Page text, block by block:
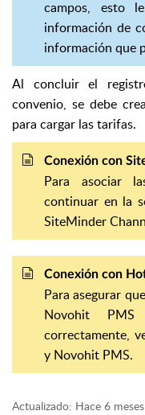
campos, esto
información de
información que
Al concluir el
convenio, se debe
para cargar las tarifas.
Conexión con
Para asociar
continuar en la
SiteMinder
Conexión con
Para asegurar
Novohit
correctamente,
y Novohit PMS.
Actualizado: Hace 6 meses